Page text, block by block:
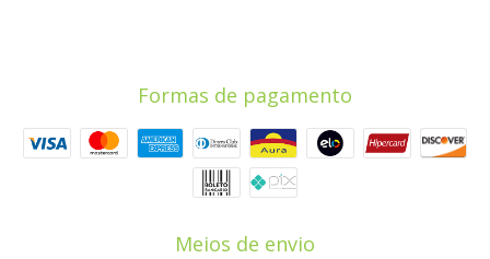
Formas de pagamento
Meios de envio